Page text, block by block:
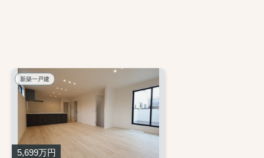
新築一戸建
5,699万円